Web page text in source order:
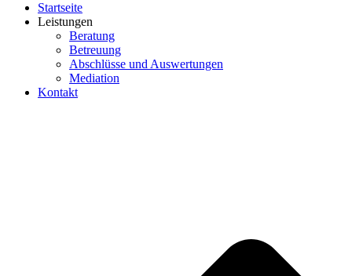
Startseite
Leistungen
Beratung
Betreuung
Abschlüsse und Auswertungen
Mediation
Kontakt